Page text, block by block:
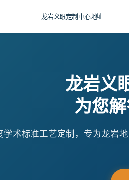
龙岩义眼定制中心地址
龙岩义
为您
学术标准工艺定制，专为龙岩